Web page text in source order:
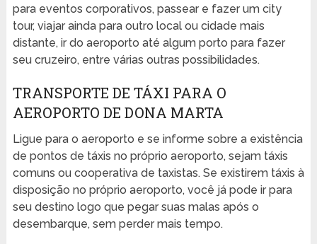
para eventos corporativos, passear e fazer um city
tour, viajar ainda para outro local ou cidade mais
distante, ir do aeroporto até algum porto para fazer
seu cruzeiro, entre várias outras possibilidades.
TRANSPORTE DE TÁXI PARA O
AEROPORTO DE DONA MARTA
Ligue para o aeroporto e se informe sobre a existência
de pontos de táxis no próprio aeroporto, sejam táxis
comuns ou cooperativa de taxistas. Se existirem táxis à
disposição no próprio aeroporto, você já pode ir para
seu destino logo que pegar suas malas após o
desembarque, sem perder mais tempo.